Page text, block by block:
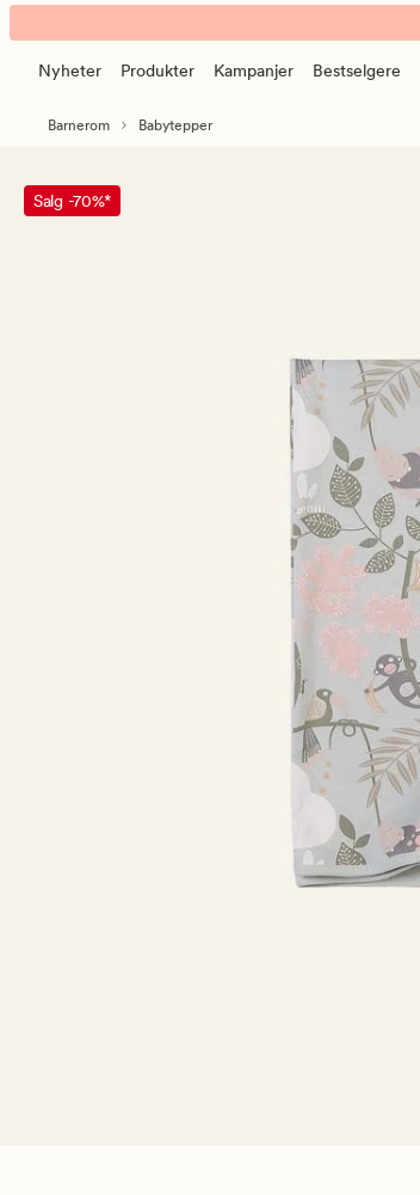
Lazy
Jungle
pledd
banner.
Klikk
pause.
Nyheter Produkter Kampanjer Bestselgere
Barnerom Babytepper
Salg -70%*